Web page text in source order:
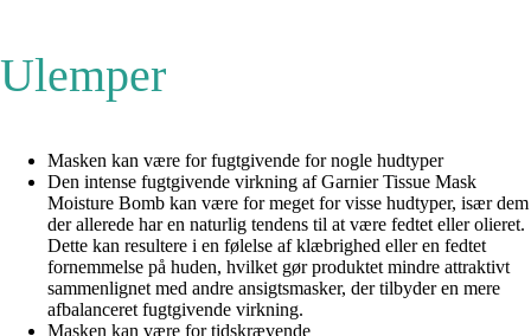
Ulemper
Masken kan være for fugtgivende for nogle hudtyper
Den intense fugtgivende virkning af Garnier Tissue Mask
Moisture Bomb kan være for meget for visse hudtyper, især dem
der allerede har en naturlig tendens til at være fedtet eller olieret.
Dette kan resultere i en følelse af klæbrighed eller en fedtet
fornemmelse på huden, hvilket gør produktet mindre attraktivt
sammenlignet med andre ansigtsmasker, der tilbyder en mere
afbalanceret fugtgivende virkning.
Masken kan være for tidskrævende